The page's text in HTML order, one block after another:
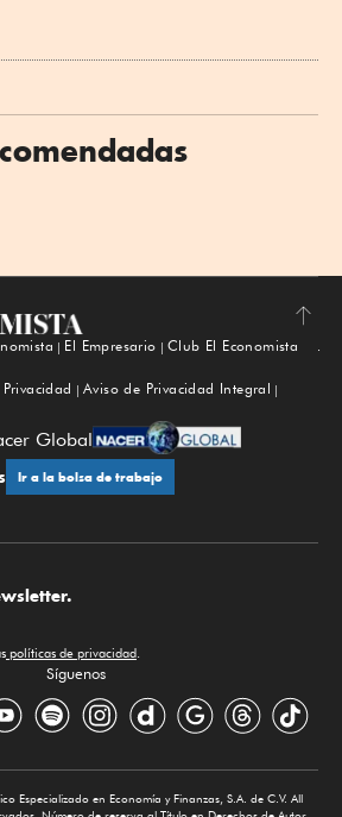
Subir
El Empresario
Club El Economista
Aviso de Privacidad Integral
Global
Ir a la bolsa de trabajo
políticas de privacidad
Síguenos
Especializado en Economía y Finanzas, S.A. de C.V. All
Número de reserva al Título en Derechos de Autor